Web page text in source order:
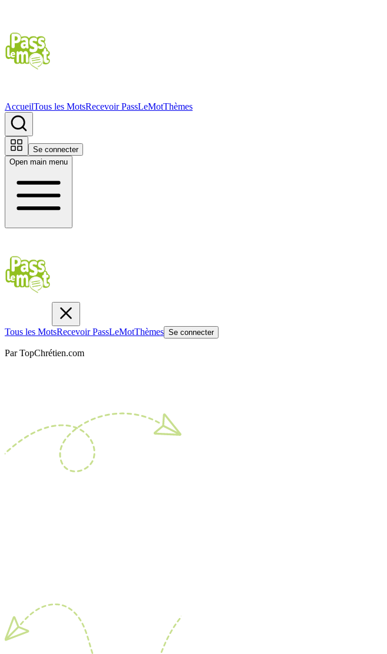
AccueilTous les MotsRecevoir PassLeMotThèmes
Se connecter
Open main menu
Tous les MotsRecevoir PassLeMotThèmes Se connecter
Par TopChrétien.com